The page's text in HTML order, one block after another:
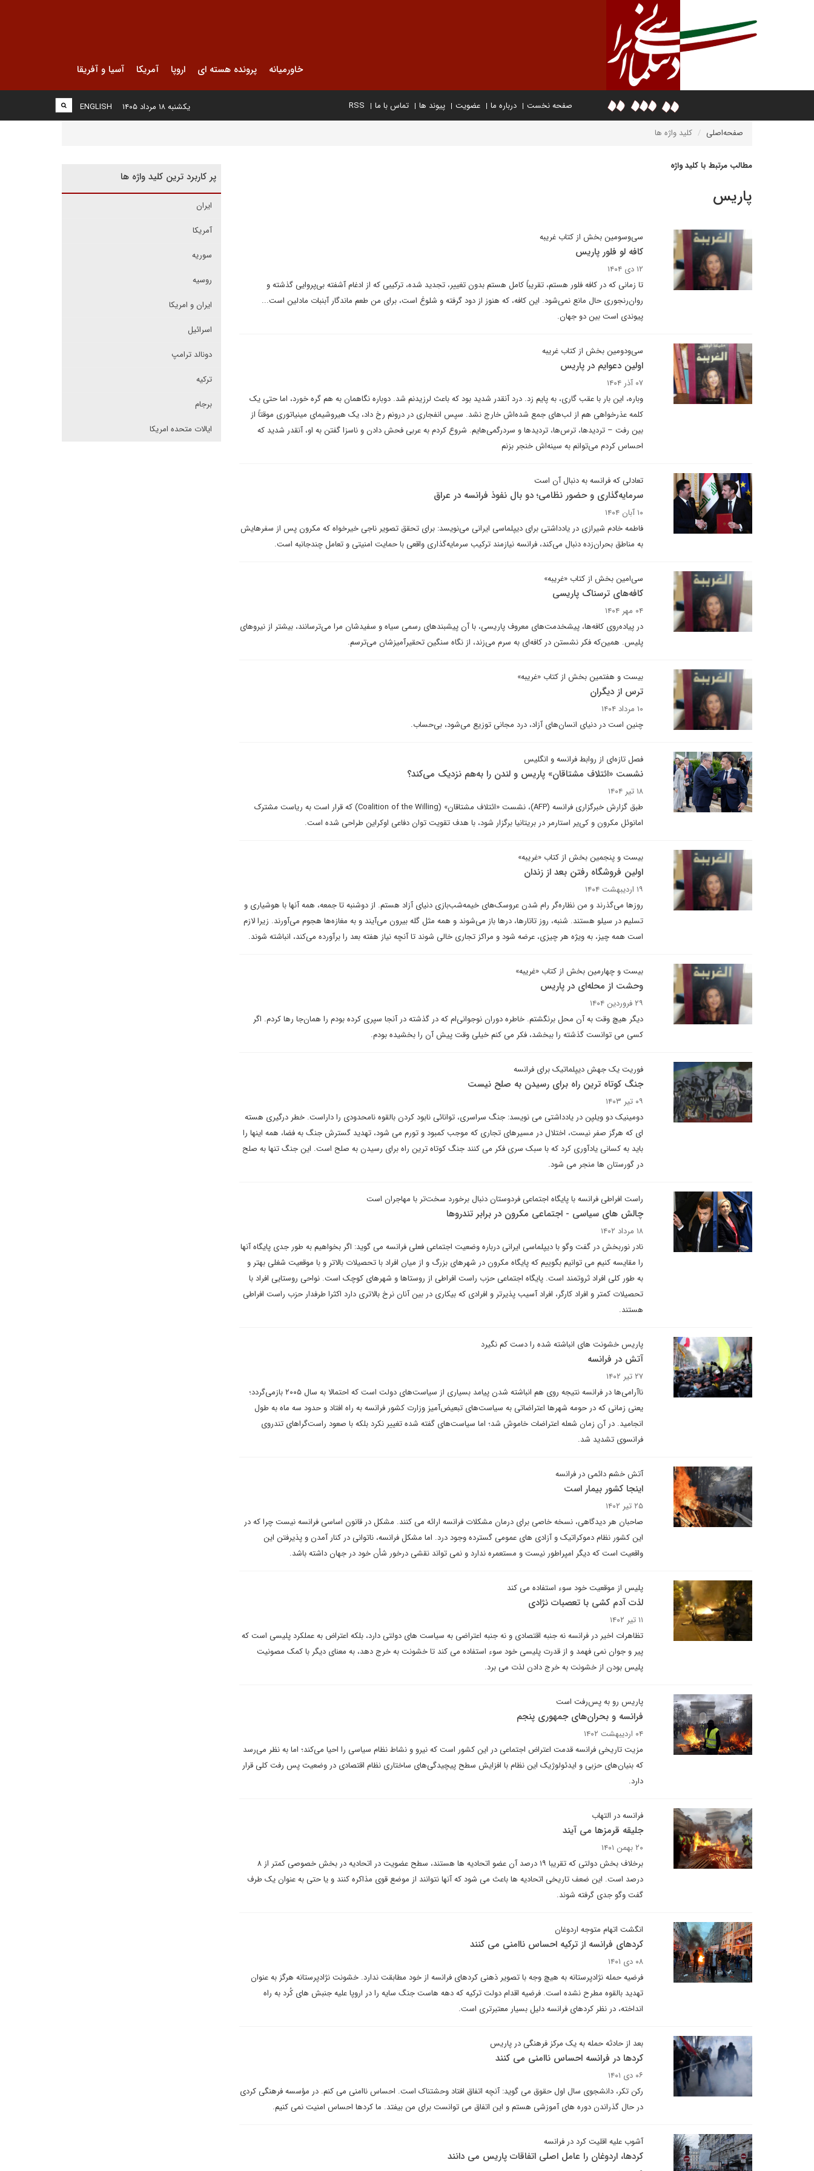
خاورمیانه پرونده هسته ای اروپا آمریکا آسیا و آفریقا
صفحه نخست درباره ما عضویت پیوند ها تماس با ما RSS
ENGLISH یکشنبه ۱۸ مرداد ۱۴۰۵
صفحه‌اصلی کلید واژه ها
مطالب مرتبط با کلید واژه
پاریس
سی‌وسومین بخش از کتاب غریبه
کافه لو فلور پاریس
۱۲ دی ۱۴۰۴
تا زمانی که در کافه فلور هستم، تقریباً کامل هستم بدون تغییر، تجدید شده، ترکیبی که از ادغام آشفته بی‌پروایی گذشته و
روان‌رنجوری حال مانع نمی‌شود. این کافه، که هنوز از دود گرفته و شلوغ است، برای من طعم ماندگار آبنبات مادلین است...
پیوندی است بین دو جهان.
سی‌ودومین بخش از کتاب غریبه
اولین دعوایم در پاریس
۰۷ آذر ۱۴۰۴
وباره، این بار با عقب گاری، به پایم زد. درد آنقدر شدید بود که باعث لرزیدنم شد. دوباره نگاهمان به هم گره خورد، اما حتی یک
کلمه عذرخواهی هم از لب‌های جمع شده‌اش خارج نشد. سپس انفجاری در درونم رخ داد، یک هیروشیمای مینیاتوری موقتاً از
بین رفت – تردیدها، ترس‌ها، تردیدها و سردرگمی‌هایم. شروع کردم به عربی فحش دادن و ناسزا گفتن به او، آنقدر شدید که
احساس کردم می‌توانم به سینه‌اش خنجر بزنم
تعادلی که فرانسه به دنبال آن است
سرمایه‌گذاری و حضور نظامی؛ دو بال نفوذ فرانسه در عراق
۱۰ آبان ۱۴۰۴
فاطمه خادم شیرازی در یادداشتی برای دیپلماسی ایرانی می‌نویسد: برای تحقق تصویر ناجی خیرخواه که مکرون پس از سفرهایش
به مناطق بحران‌زده دنبال می‌کند، فرانسه نیازمند ترکیب سرمایه‌گذاری واقعی با حمایت امنیتی و تعامل چندجانبه است.
سی‌امین بخش از کتاب «غریبه»
کافه‌های ترسناک پاریسی
۰۴ مهر ۱۴۰۴
در پیاده‌روی کافه‌ها، پیشخدمت‌های معروف پاریسی، با آن پیشبندهای رسمی سیاه و سفیدشان مرا می‌ترسانند، بیشتر از نیروهای
پلیس. همین‌که فکر نشستن در کافه‌ای به سرم می‌زند، از نگاه سنگین تحقیرآمیزشان می‌ترسم.
بیست و هفتمین بخش از کتاب «غریبه»
ترس از دیگران
۱۰ مرداد ۱۴۰۴
چنین است در دنیای انسان‌های آزاد، درد مجانی توزیع می‌شود، بی‌حساب.
فصل تازه‌ای از روابط فرانسه و انگلیس
نشست «ائتلاف مشتاقان» پاریس و لندن را به‌هم نزدیک می‌کند؟
۱۸ تیر ۱۴۰۴
طبق گزارش خبرگزاری فرانسه (AFP)، نشست «ائتلاف مشتاقان» (Coalition of the Willing) که قرار است به ریاست مشترک
امانوئل مکرون و کی‌یر استارمر در بریتانیا برگزار شود، با هدف تقویت توان دفاعی اوکراین طراحی شده است.
بیست و پنجمین بخش از کتاب «غریبه»
اولین فروشگاه رفتن بعد از زندان
۱۹ اردیبهشت ۱۴۰۴
روزها می‌گذرند و من نظاره‌گر رام شدن عروسک‌های خیمه‌شب‌بازی دنیای آزاد هستم. از دوشنبه تا جمعه، همه آنها با هوشیاری و
تسلیم در سیلو هستند. شنبه، روز تاتارها، درها باز می‌شوند و همه مثل گله بیرون می‌آیند و به مغازه‌ها هجوم می‌آورند. زیرا لازم
است همه چیز، به ویژه هر چیزی، عرضه شود و مراکز تجاری خالی شوند تا آنچه نیاز هفته بعد را برآورده می‌کند، انباشته شوند.
بیست و چهارمین بخش از کتاب «غریبه»
وحشت از محله‌ای در پاریس
۲۹ فروردین ۱۴۰۴
دیگر هیچ وقت به آن محل برنگشتم. خاطره دوران نوجوانی‌ام که در گذشته در آنجا سپری کرده بودم را همان‌جا رها کردم. اگر
کسی می توانست گذشته را ببخشد، فکر می کنم خیلی وقت پیش آن را بخشیده بودم.
فوریت یک جهش دیپلماتیک برای فرانسه
جنگ کوتاه ترین راه برای رسیدن به صلح نیست
۰۹ تیر ۱۴۰۳
دومینیک دو ویلپن در یادداشتی می نویسد: جنگ سراسری، توانائی نابود کردن بالقوه نامحدودی را داراست. خطر درگیری هسته
ای که هرگز صفر نیست، اختلال در مسیرهای تجاری که موجب کمبود و تورم می شود، تهدید گسترش جنگ به فضا، همه اینها را
باید به کسانی یادآوری کرد که با سبک سری فکر می کنند جنگ کوتاه ترین راه برای رسیدن به صلح است. این جنگ تنها به صلح
در گورستان ها منجر می شود.
راست افراطی فرانسه با پایگاه اجتماعی فردوستان دنبال برخورد سخت‌تر با مهاجران است
چالش های سیاسی - اجتماعی مکرون در برابر تندروها
۱۸ مرداد ۱۴۰۲
نادر نوربخش در گفت وگو با دیپلماسی ایرانی درباره وضعیت اجتماعی فعلی فرانسه می گوید: اگر بخواهیم به طور جدی پایگاه آنها
را مقایسه کنیم می توانیم بگوییم که پایگاه مکرون در شهرهای بزرگ و از میان افراد با تحصیلات بالاتر و با موقعیت شغلی بهتر و
به طور کلی افراد ثروتمند است. پایگاه اجتماعی حزب راست افراطی از روستاها و شهرهای کوچک است. نواحی روستایی افراد با
تحصیلات کمتر و افراد کارگر، افراد آسیب پذیرتر و افرادی که بیکاری در بین آنان نرخ بالاتری دارد اکثرا طرفدار حزب راست افراطی
هستند.
پاریس خشونت های انباشته شده را دست کم نگیرد
آتش در فرانسه
۲۷ تیر ۱۴۰۲
ناآرامی‌ها در فرانسه نتیجه روی هم انباشته شدن پیامد بسیاری از سیاست‌های دولت است که احتمالا به سال ۲۰۰۵ بازمی‌گردد؛
یعنی زمانی که در حومه شهرها اعتراضاتی به سیاست‌های تبعیض‌آمیز وزارت کشور فرانسه به راه افتاد و حدود سه ماه به طول
انجامید. در آن زمان شعله اعتراضات خاموش شد؛ اما سیاست‌های گفته شده تغییر نکرد بلکه با صعود راست‌گراهای تندروی
فرانسوی تشدید شد.
آتش خشم دائمی در فرانسه
اینجا کشور بیمار است
۲۵ تیر ۱۴۰۲
صاحبان هر دیدگاهی، نسخه خاصی برای درمان مشکلات فرانسه ارائه می کنند. مشکل در قانون اساسی فرانسه نیست چرا که در
این کشور نظام دموکراتیک و آزادی های عمومی گسترده وجود درد. اما مشکل فرانسه، ناتوانی در کنار آمدن و پذیرفتن این
واقعیت است که دیگر امپراطور نیست و مستعمره ندارد و نمی تواند نقشی درخور شأن خود در جهان داشته باشد.
پلیس از موقعیت خود سوء استفاده می کند
لذت آدم کشی با تعصبات نژادی
۱۱ تیر ۱۴۰۲
تظاهرات اخیر در فرانسه نه جنبه اقتصادی و نه جنبه اعتراضی به سیاست های دولتی دارد، بلکه اعتراض به عملکرد پلیسی است که
پیر و جوان نمی فهمد و از قدرت پلیسی خود سوء استفاده می کند تا خشونت به خرج دهد، به معنای دیگر با کمک مصونیت
پلیس بودن از خشونت به خرج دادن لذت می برد.
پاریس رو به پس‌رفت است
فرانسه و بحران‌های جمهوری پنجم
۰۴ اردیبهشت ۱۴۰۲
مزیت تاریخی فرانسه قدمت اعتراض اجتماعی در این کشور است که نیرو و نشاط نظام سیاسی را احیا می‌کند؛ اما به نظر می‌رسد
که بنیان‌های حزبی و ایدئولوژیک این نظام با افزایش سطح پیچیدگی‌های ساختاری نظام اقتصادی در وضعیت پس رفت کلی قرار
دارد.
فرانسه در التهاب
جلیقه قرمزها می آیند
۲۰ بهمن ۱۴۰۱
برخلاف بخش دولتی که تقریبا ۱۹ درصد آن عضو اتحادیه ها هستند، سطح عضویت در اتحادیه در بخش خصوصی کمتر از ۸
درصد است. این ضعف تاریخی اتحادیه ها باعث می شود که آنها نتوانند از موضع قوی مذاکره کنند و یا حتی به عنوان یک طرف
گفت وگو جدی گرفته شوند.
انگشت اتهام متوجه اردوغان
کردهای فرانسه از ترکیه احساس ناامنی می کنند
۰۸ دی ۱۴۰۱
فرضیه حمله نژادپرستانه به هیچ وجه با تصویر ذهنی کردهای فرانسه از خود مطابقت ندارد. خشونت نژادپرستانه هرگز به عنوان
تهدید بالقوه مطرح نشده است. فرضیه اقدام دولت ترکیه که دهه هاست جنگ سایه را در اروپا علیه جنبش های کُرد به راه
انداخته، در نظر کردهای فرانسه دلیل بسیار معتبرتری است.
بعد از حادثه حمله به یک مرکز فرهنگی در پاریس
کردها در فرانسه احساس ناامنی می کنند
۰۶ دی ۱۴۰۱
رکن تکر، دانشجوی سال اول حقوق می گوید: آنچه اتفاق افتاد وحشتناک است. احساس ناامنی می کنم. در مؤسسه فرهنگی کردی
در حال گذراندن دوره های آموزشی هستم و این اتفاق می توانست برای من بیفتد. ما کردها احساس امنیت نمی کنیم.
آشوب علیه اقلیت کرد در فرانسه
کردها، اردوغان را عامل اصلی اتفاقات پاریس می دانند
پر کاربرد ترین کلید واژه ها
ایران
آمریکا
سوریه
روسیه
ایران و امریکا
اسرائیل
دونالد ترامپ
ترکیه
برجام
ایالات متحده امریکا